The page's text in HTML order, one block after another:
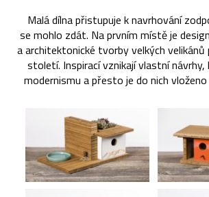
Malá dílna přistupuje k navrhování
se mohlo zdát. Na prvním místě je
a architektonické tvorby velkých velikánů
století. Inspirací vznikají vlastní
modernismu a přesto je do nich